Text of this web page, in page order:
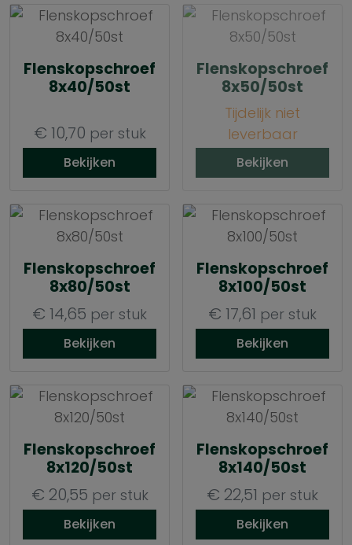
Flenskopschroef
8x40/50st
€ 10,70 per stuk
Bekijken
Flenskopschroef
8x50/50st
Tijdelijk niet
leverbaar
Bekijken
Flenskopschroef
8x80/50st
€ 14,65 per stuk
Bekijken
Flenskopschroef
8x100/50st
€ 17,61 per stuk
Bekijken
Flenskopschroef
8x120/50st
€ 20,55 per stuk
Bekijken
Flenskopschroef
8x140/50st
€ 22,51 per stuk
Bekijken